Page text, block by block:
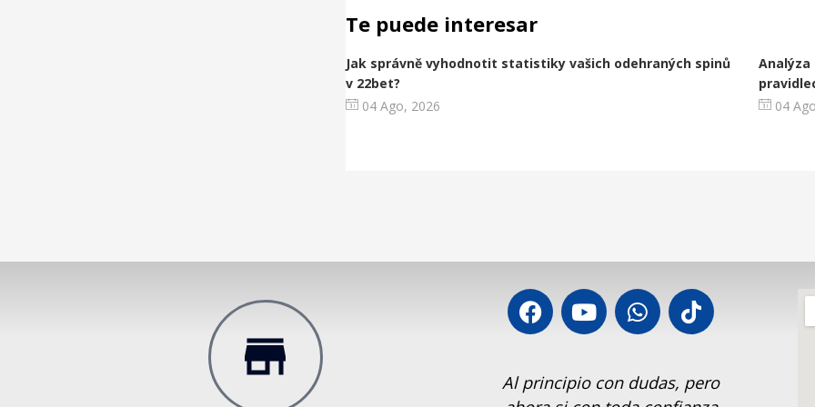
Te puede interesar
Jak správně vyhodnotit statistiky vašich odehraných spinů
v 22bet?
04 Ago, 2026
Analýza
04
Al principio con dudas, pero
Si recomiento compar en Dany